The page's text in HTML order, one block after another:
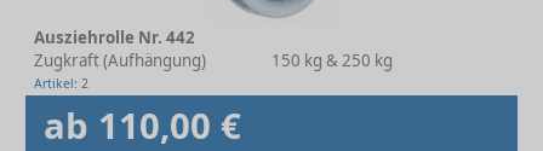
Ausziehrolle Nr. 442
Zugkraft (Aufhängung)
150 kg & 250 kg
Artikel: 2
ab 110,00 €